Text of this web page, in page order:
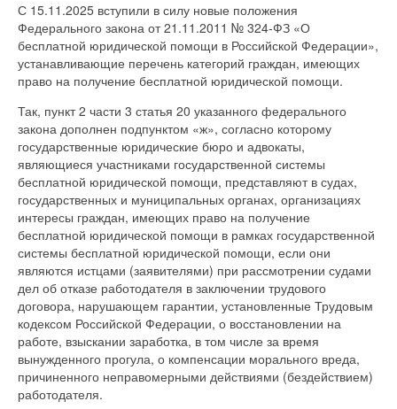
С 15.11.2025 вступили в силу новые положения
Федерального закона от 21.11.2011 № 324-ФЗ «О
бесплатной юридической помощи в Российской Федерации»,
устанавливающие перечень категорий граждан, имеющих
право на получение бесплатной юридической помощи.
Так, пункт 2 части 3 статья 20 указанного федерального
закона дополнен подпунктом «ж», согласно которому
государственные юридические бюро и адвокаты,
являющиеся участниками государственной системы
бесплатной юридической помощи, представляют в судах,
государственных и муниципальных органах, организациях
интересы граждан, имеющих право на получение
бесплатной юридической помощи в рамках государственной
системы бесплатной юридической помощи, если они
являются истцами (заявителями) при рассмотрении судами
дел об отказе работодателя в заключении трудового
договора, нарушающем гарантии, установленные Трудовым
кодексом Российской Федерации, о восстановлении на
работе, взыскании заработка, в том числе за время
вынужденного прогула, о компенсации морального вреда,
причиненного неправомерными действиями (бездействием)
работодателя.